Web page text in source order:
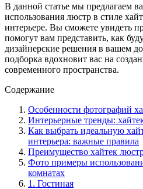
В данной статье мы предлагаем
использования люстр в стиле
интерьере. Вы сможете увидеть
помогут вам представить, как
дизайнерские решения в вашем
подборка вдохновит вас на
современного пространства.
Содержание
Особенности фотографий
Интерьерные тренды:
Как выбрать идеальную
интерьера: важные правила
Преимущество хайтек
Фото примеры
комнатах
1. Гостиная